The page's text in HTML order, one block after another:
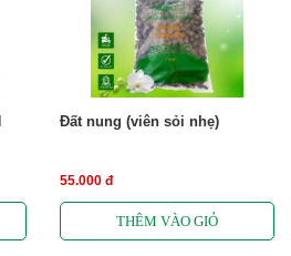
Đất nung (viên sỏi nhẹ)
55.000 đ